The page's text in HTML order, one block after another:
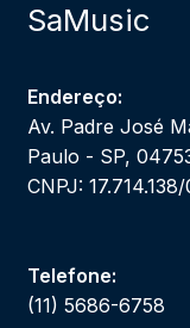
SaMusic
Endereço:
Av. Padre José
Paulo - SP,
CNPJ:
Telefone:
(11) 5686-6758